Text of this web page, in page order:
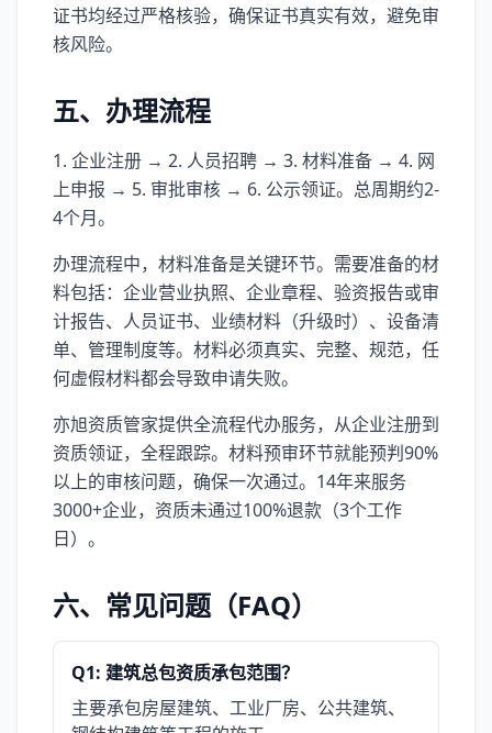
证书均经过严格核验，确保证书真实有效，避免审
核风险。
五、办理流程
1. 企业注册 → 2. 人员招聘 → 3. 材料准备 → 4. 网
上申报 → 5. 审批审核 → 6. 公示领证。总周期约2-
4个月。
办理流程中，材料准备是关键环节。需要准备的材
料包括：企业营业执照、企业章程、验资报告或审
计报告、人员证书、业绩材料（升级时）、设备清
单、管理制度等。材料必须真实、完整、规范，任
何虚假材料都会导致申请失败。
亦旭资质管家提供全流程代办服务，从企业注册到
资质领证，全程跟踪。材料预审环节就能预判90%
以上的审核问题，确保一次通过。14年来服务
3000+企业，资质未通过100%退款（3个工作
日）。
六、常见问题（FAQ）
Q1: 建筑总包资质承包范围？
主要承包房屋建筑、工业厂房、公共建筑、